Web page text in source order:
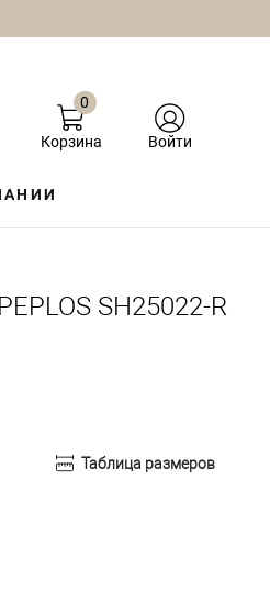
0
Корзина Войти
SH25022-R
Таблица размеров